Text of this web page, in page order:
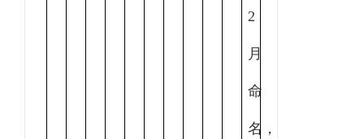
2
月
命
名，